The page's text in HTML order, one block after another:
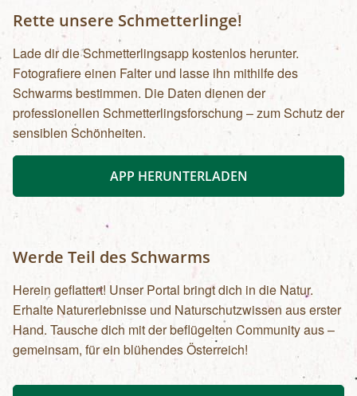
Wenden Sie sich gerne an uns, wir vermitteln Sie
weiter.Öffentliche Verkehrsmittel
Rette unsere Schmetterlinge!
Lade dir die Schmetterlingsapp kostenlos herunter.
Fotografiere einen Falter und lasse ihn mithilfe des
Schwarms bestimmen. Die Daten dienen der
professionellen Schmetterlingsforschung – zum Schutz der
sensiblen Schönheiten.
APP HERUNTERLADEN
Werde Teil des Schwarms
Herein geflattert! Unser Portal bringt dich in die Natur.
Erhalte Naturerlebnisse und Naturschutzwissen aus erster
Hand. Tausche dich mit der beflügelten Community aus –
gemeinsam, für ein blühendes Österreich!